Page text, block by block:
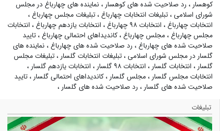
کوهسار ، رد صلاحیت شده های کوهسار ، نماینده های چهارباغ در مجلس
شورای اسلامی،تبلیغات انتخابات چهارباغ،تبلیغات مجلس چهارباغ،
انتخابات چهارباغ، انتخابات ۹۸ چهارباغ ، انتخابات یازدهم چهارباغ، انتخابات
مجلس چهارباغ،مجلس چهارباغ،کاندیداهای احتمالی چهارباغ،تایید
صلاحیت شده های چهارباغ، رد صلاحیت شده های چهارباغ، نماینده های
گلسار در مجلس شورای اسلامی،تبلیغات انتخابات گلسار ،تبلیغات مجلس
گلسار ، انتخابات گلسار ، انتخابات ۹۸ گلسار ، انتخابات یازدهم گلسار ،
انتخابات مجلس گلسار ،مجلس گلسار ،کاندیداهای احتمالی گلسار ،تایید
صلاحیت شده های گلسار ، رد صلاحیت شده های گلسار ،
تبلیغات